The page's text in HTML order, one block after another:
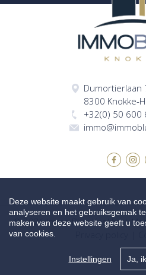
Dumortierlaan
8300 Knokke-
+32(0) 50 600
© 2026 Immo Blue Knokke |
Deze website maakt gebruik van
analyseren en het gebruiksgemak
maken van deze website geeft u
van cookies.
Instellingen Ja,